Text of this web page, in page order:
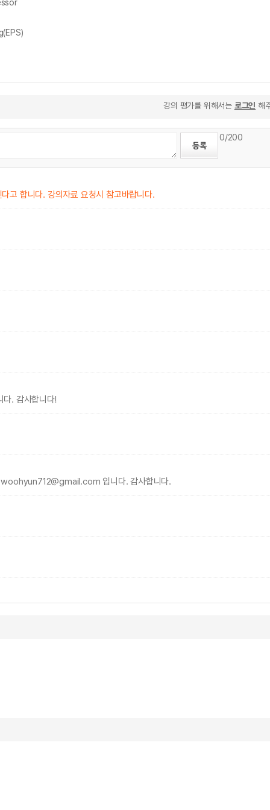
강의 평가를 위해서는 로그인 해
0/200
고 합니다. 강의자료 요청시 참고바랍니다.
. 감사합니다!
woohyun712@gmail.com 입니다. 감사합니다.